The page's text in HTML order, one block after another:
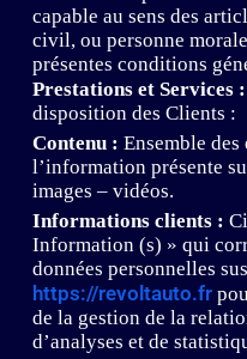
capable au sens des
civil, ou personne
présentes conditions
Prestations et Services :
disposition des Clients :
Contenu : Ensemble
l’information présente
images – vidéos.
Informations clients :
Information (s) » qui
données personnelles
https://revoltauto.fr
de la gestion de la
d’analyses et de